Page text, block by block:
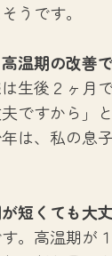
うです。
温期の改善
生後２ヶ月
ですから」
は、私の息
短くても大
。高温期が